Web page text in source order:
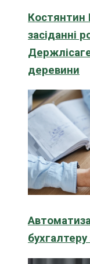
Костянтин
засіданні
деревини